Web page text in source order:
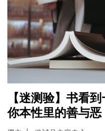
【迷测验】书看
你本性里的善与恶